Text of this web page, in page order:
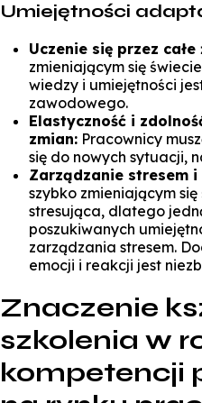
Umiejętności
Uczenie się przez całe
zmieniającym się
wiedzy i umiejętności
zawodowego.
Elastyczność i
zmian: Pracownicy
się do nowych sytuacji,
Zarządzanie stresem i
szybko zmieniającym
stresująca, dlatego
poszukiwanych
zarządzania stresem.
emocji i reakcji jest
Znaczenie
szkolenia w
kompetencji